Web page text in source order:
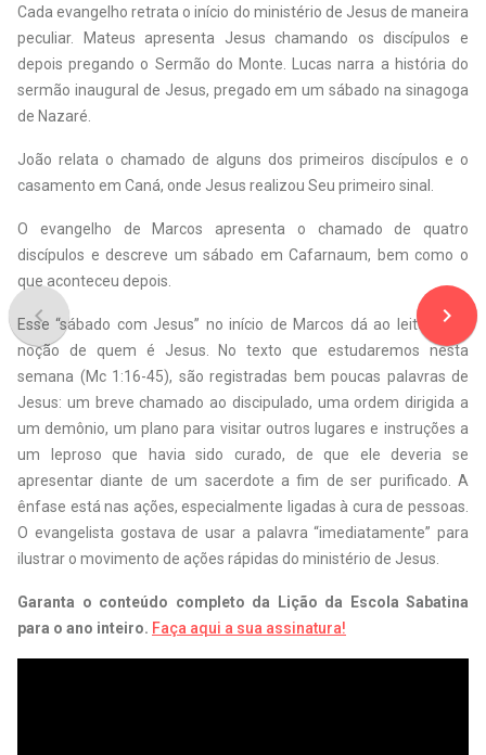
navigate_before
Cada evangelho retrata o início do ministério de Jesus de maneira
peculiar. Mateus apresenta Jesus chamando os discípulos e
depois pregando o Sermão do Monte. Lucas narra a história do
sermão inaugural de Jesus, pregado em um sábado na sinagoga
de Nazaré.
João relata o chamado de alguns dos primeiros discípulos e o
casamento em Caná, onde Jesus realizou Seu primeiro sinal.
O evangelho de Marcos apresenta o chamado de quatro
discípulos e descreve um sábado em Cafarnaum, bem como o
que aconteceu depois.
Esse “sábado com Jesus” no início de Marcos dá ao leitor uma
noção de quem é Jesus. No texto que estudaremos nesta
semana (Mc 1:16-45), são registradas bem poucas palavras de
Jesus: um breve chamado ao discipulado, uma ordem dirigida a
um demônio, um plano para visitar outros lugares e instruções a
um leproso que havia sido curado, de que ele deveria se
apresentar diante de um sacerdote a fim de ser purificado. A
ênfase está nas ações, especialmente ligadas à cura de pessoas.
O evangelista gostava de usar a palavra “imediatamente” para
ilustrar o movimento de ações rápidas do ministério de Jesus.
Garanta o conteúdo completo da Lição da Escola Sabatina
para o ano inteiro. Faça aqui a sua assinatura!
navigate_next